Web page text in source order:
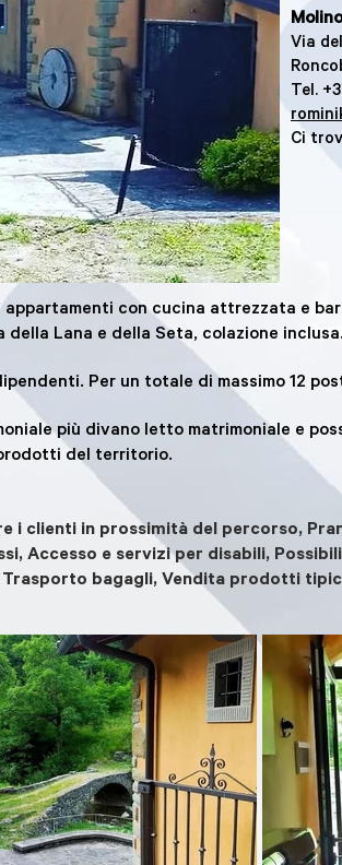
Via
Tel.
Ci
con cucina attrezzata e
Lana e della Seta, colazione
Per un totale di massimo 12
più divano letto matrimoniale e
del territorio.
i clienti in prossimità del percorso,
Accesso e servizi per disabili,
bagagli, Vendita prodotti